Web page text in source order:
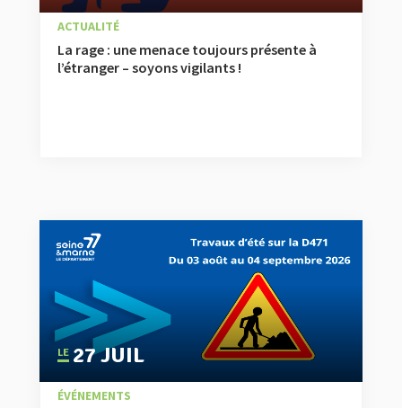
La rage : une menace toujours présente à
l’étranger – soyons vigilants !
À LA UNE
ACTUALITÉ
27 JUIL
À LA UNE
ACTUALITÉ
ÉVÉNEMENTS